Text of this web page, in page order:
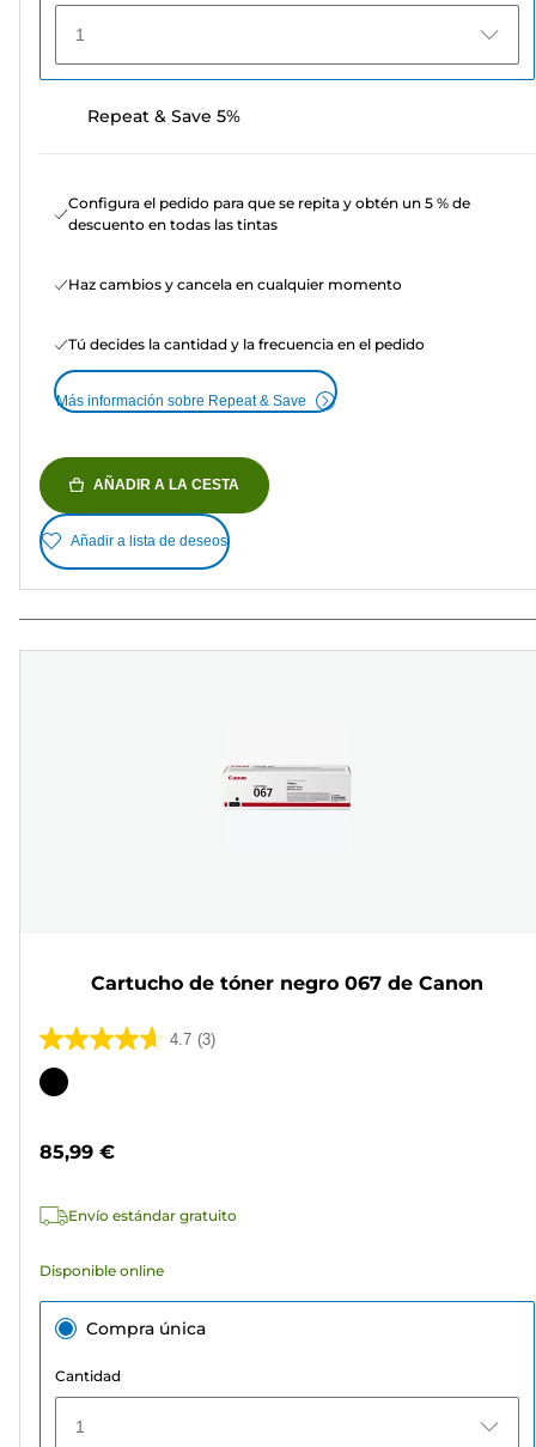
1
Repeat & Save 5%
Configura el pedido para que se repita y obtén un 5 % de
descuento en todas las tintas
Haz cambios y cancela en cualquier momento
Tú decides la cantidad y la frecuencia en el pedido
Más información sobre Repeat & Save
AÑADIR A LA CESTA
Añadir a lista de deseos
Cartucho de tóner negro 067 de Canon
4.7 (3)
4.7
de
3
Cartucho
color
85,99 €
Envío estándar gratuito
Disponible online
Compra única
Cantidad
1